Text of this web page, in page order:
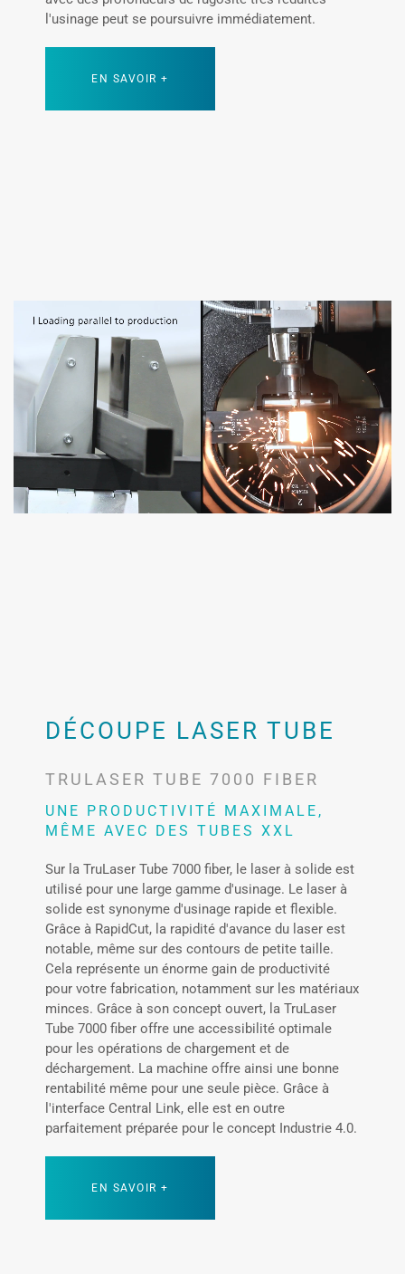
l'usinage peut se poursuivre immédiatement.
EN SAVOIR +
DÉCOUPE LASER TUBE
TRULASER TUBE 7000 FIBER
UNE PRODUCTIVITÉ MAXIMALE,
MÊME AVEC DES TUBES XXL
Sur la TruLaser Tube 7000 fiber, le laser à solide est
utilisé pour une large gamme d'usinage. Le laser à
solide est synonyme d'usinage rapide et flexible.
Grâce à RapidCut, la rapidité d'avance du laser est
notable, même sur des contours de petite taille.
Cela représente un énorme gain de productivité
pour votre fabrication, notamment sur les matériaux
minces. Grâce à son concept ouvert, la TruLaser
Tube 7000 fiber offre une accessibilité optimale
pour les opérations de chargement et de
déchargement. La machine offre ainsi une bonne
rentabilité même pour une seule pièce. Grâce à
l'interface Central Link, elle est en outre
parfaitement préparée pour le concept Industrie 4.0.
EN SAVOIR +